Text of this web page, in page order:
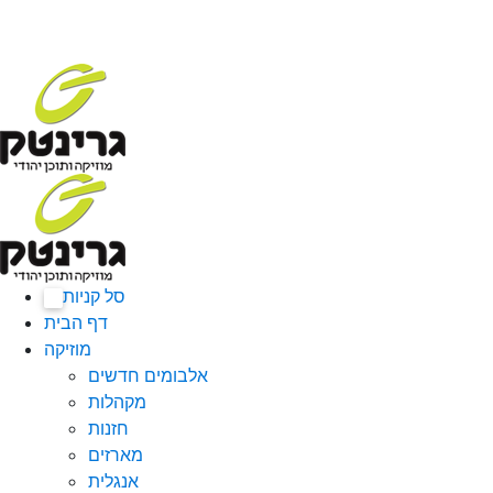
סל קניות
דף הבית
מוזיקה
אלבומים חדשים
מקהלות
חזנות
מארזים
אנגלית